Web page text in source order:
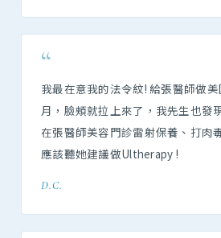
“
我最在意我的法令紋! 給張醫師做
月，臉頰就拉上來了，我先生也發
在張醫師美容門診雷射保養、打肉
應該聽她建議做Ultherapy !
D.C.